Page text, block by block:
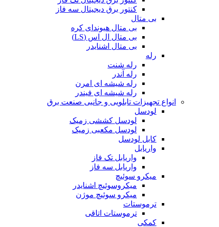
کنتور برق دیجیتال سه فاز
بی متال
بی متال هیوندای کره
بی متال ال اس (LS)
بی متال اشنایدر
رله
رله شنت
رله آندر
رله شیشه ای امرن
رله شیشه ای فیندر
انواع تجهیزات تابلویی و جانبی صنعت برق
لودسل
لودسل کششی زمیک
لودسل مکعبی زمیک
کابل لودسل
واریابل
واریابل تک فاز
واریابل سه فاز
میکرو سوئیچ
میکروسوئیچ اشنایدر
میکرو سوئیچ موژن
ترموستات
ترموستات اتاقی
کمکی